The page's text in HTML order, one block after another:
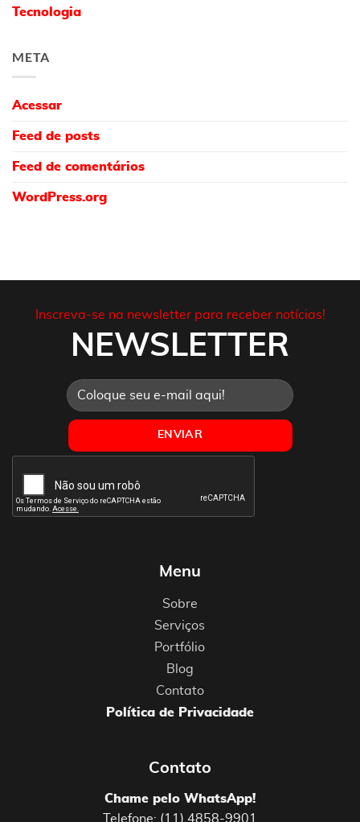
Tecnologia
META
Acessar
Feed de posts
Feed de comentários
WordPress.org
Inscreva-se na newsletter para receber notícias!
NEWSLETTER
Menu
Sobre
Serviços
Portfólio
Blog
Contato
Política de Privacidade
Contato
Chame pelo WhatsApp!
Telefone: (11) 4858-9901